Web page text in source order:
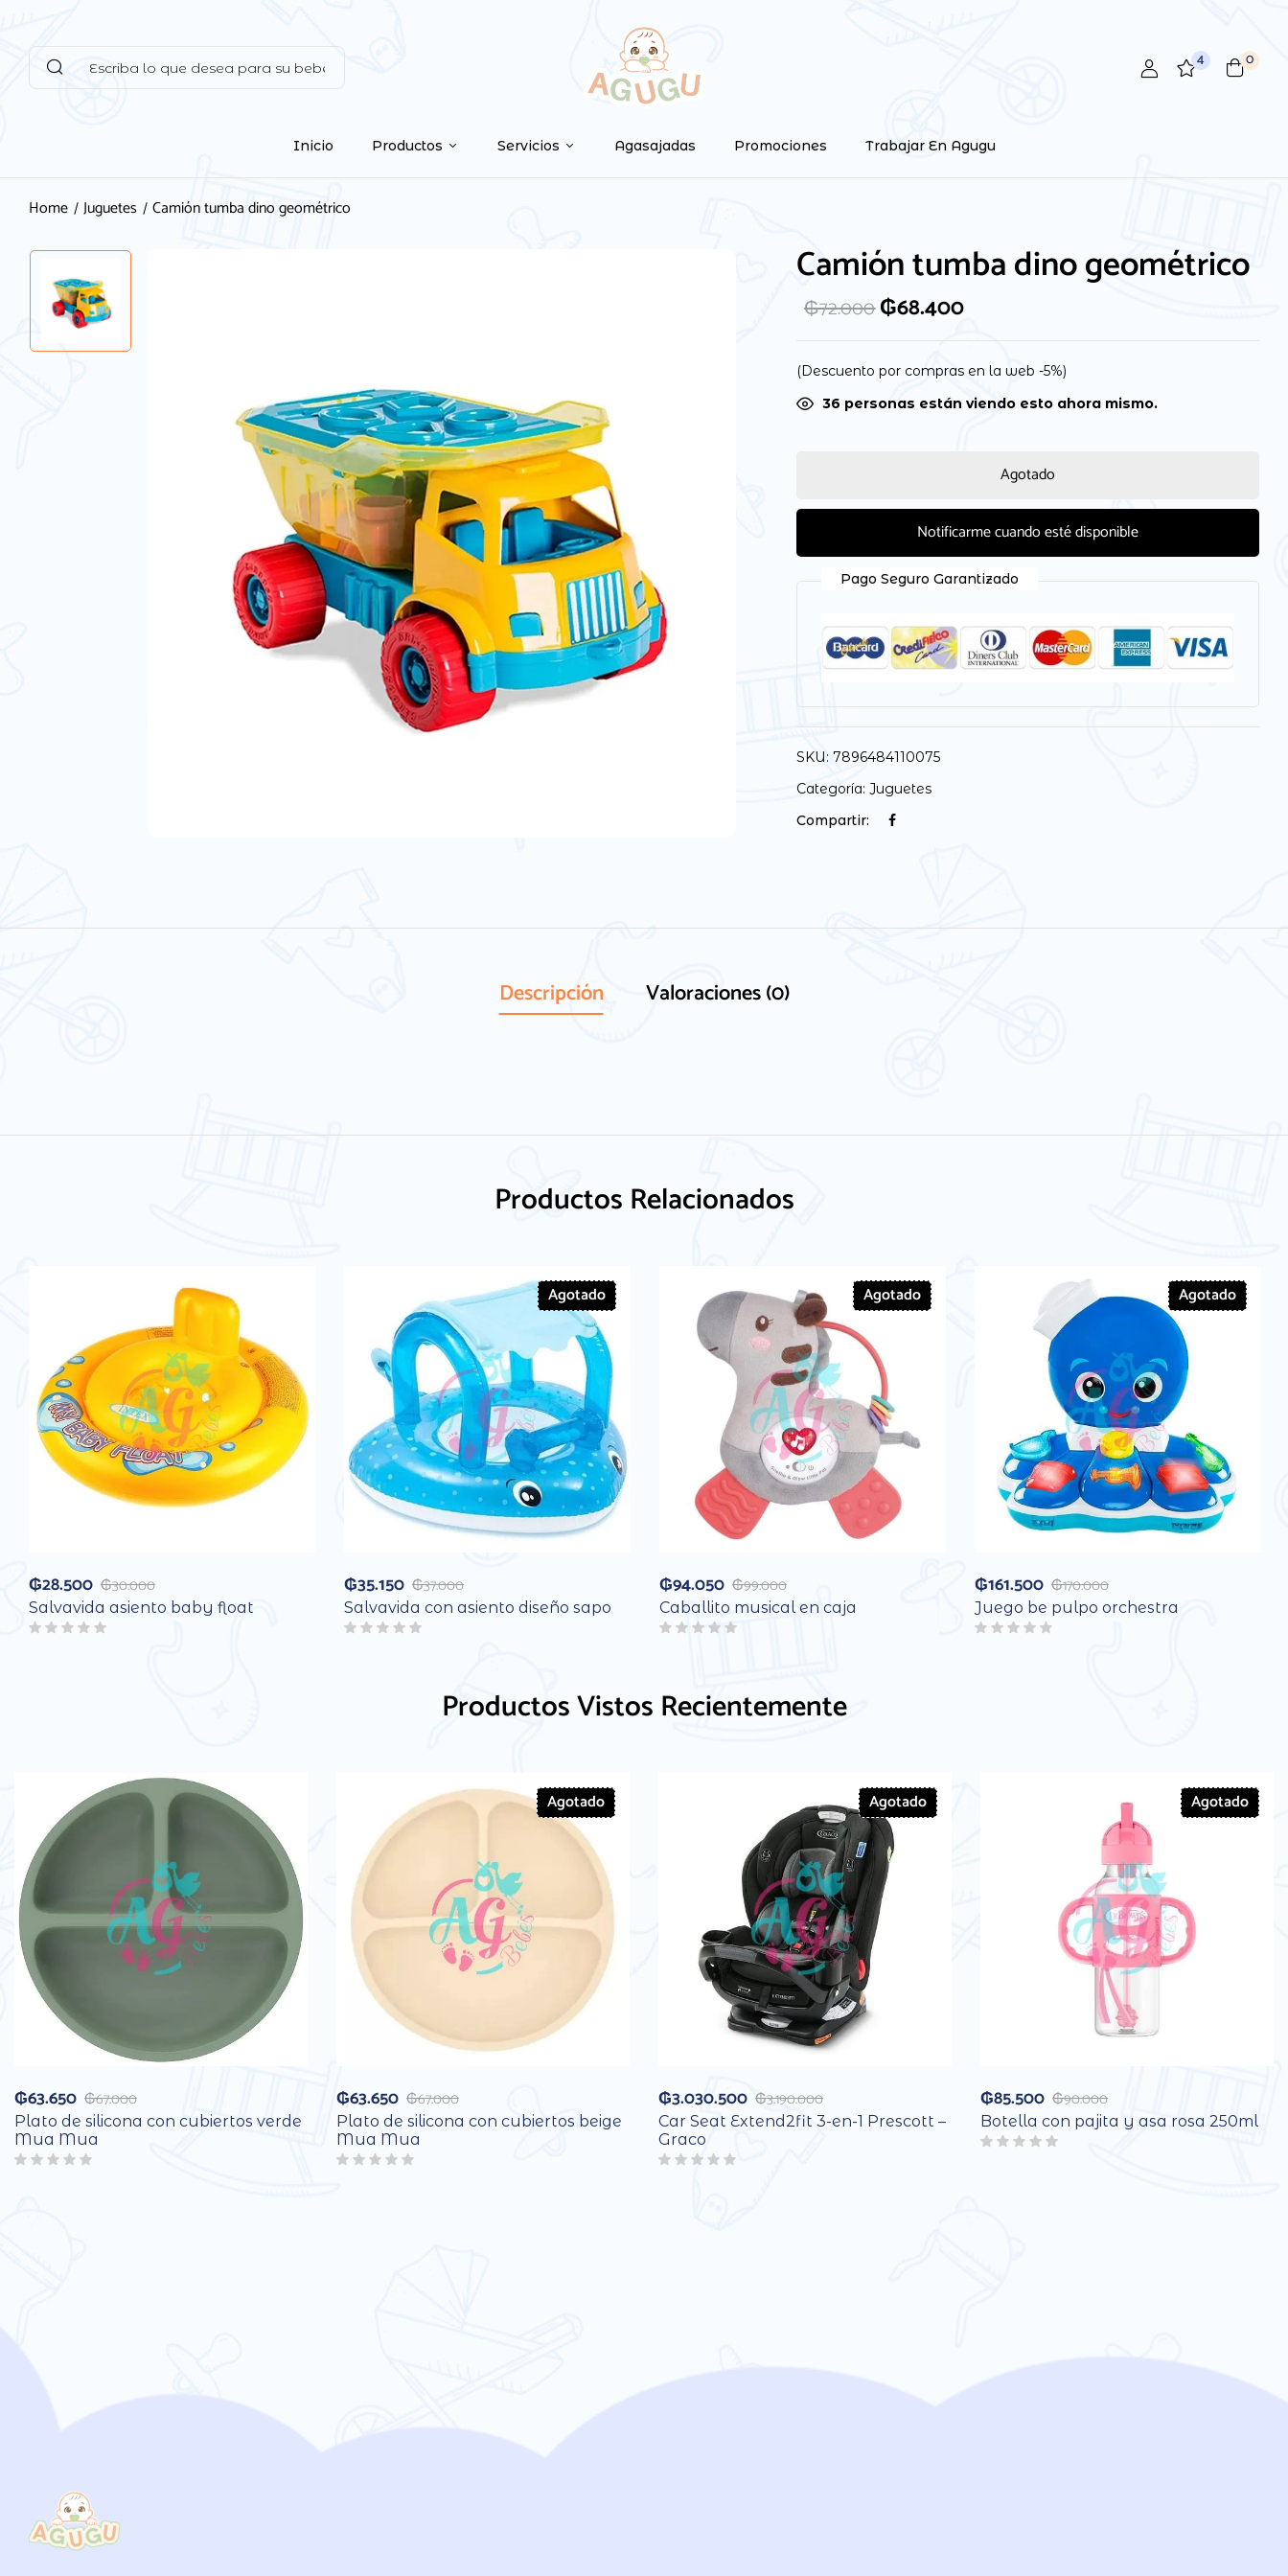
4 0
Inicio Productos Servicios Agasajadas Promociones Trabajar En Agugu
Home Juguetes Camión tumba dino geométrico
Camión tumba dino geométrico
₲72.000₲68.400
(Descuento por compras en la web -5%)
36 personas están viendo esto ahora mismo.
Agotado
Notificarme cuando esté disponible
Pago Seguro Garantizado
SKU:7896484110075
Categoría:Juguetes
Compartir:
Descripción Valoraciones (0)
Productos Relacionados
₲30.000
₲28.500
Salvavida asiento baby float
Agotado
₲37.000
₲35.150
Salvavida con asiento diseño sapo
Agotado
₲99.000
₲94.050
Caballito musical en caja
Agotado
₲170.000
₲161.500
Juego be pulpo orchestra
Productos Vistos Recientemente
₲67.000
₲63.650
Plato de silicona con cubiertos verde
Mua Mua
Agotado
₲67.000
₲63.650
Plato de silicona con cubiertos beige
Mua Mua
Agotado
₲3.190.000
₲3.030.500
Car Seat Extend2fit 3-en-1 Prescott –
Graco
Agotado
₲90.000
₲85.500
Botella con pajita y asa rosa 250ml